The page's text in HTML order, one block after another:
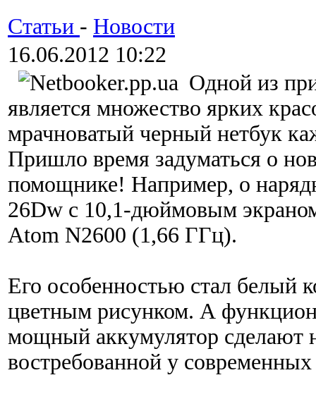
Статьи - Новости
16.06.2012 10:22
Одной из
является множество ярких
мрачноватый черный нетбук
Пришло время задуматься о
помощнике! Например, о
26Dw с 10,1-дюймовым
Atom N2600 (1,66 ГГц).
Его особенностью стал белый
цветным рисунком. А
мощный аккумулятор сделают
востребованной у